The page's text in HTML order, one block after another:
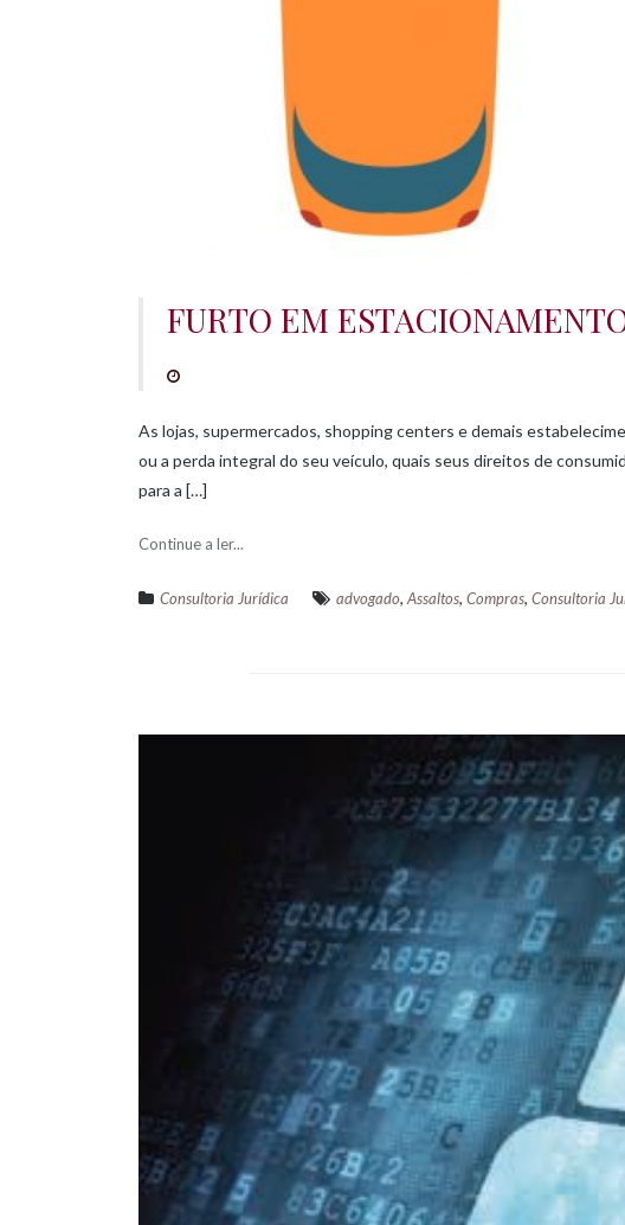
FURTO EM
As lojas, supermercados, shopping centers e demais
ou a perda integral do seu veículo, quais seus direitos de
para a […]
Continue a ler...
Consultoria Jurídica advogado, Assaltos, Compras, Consultoria